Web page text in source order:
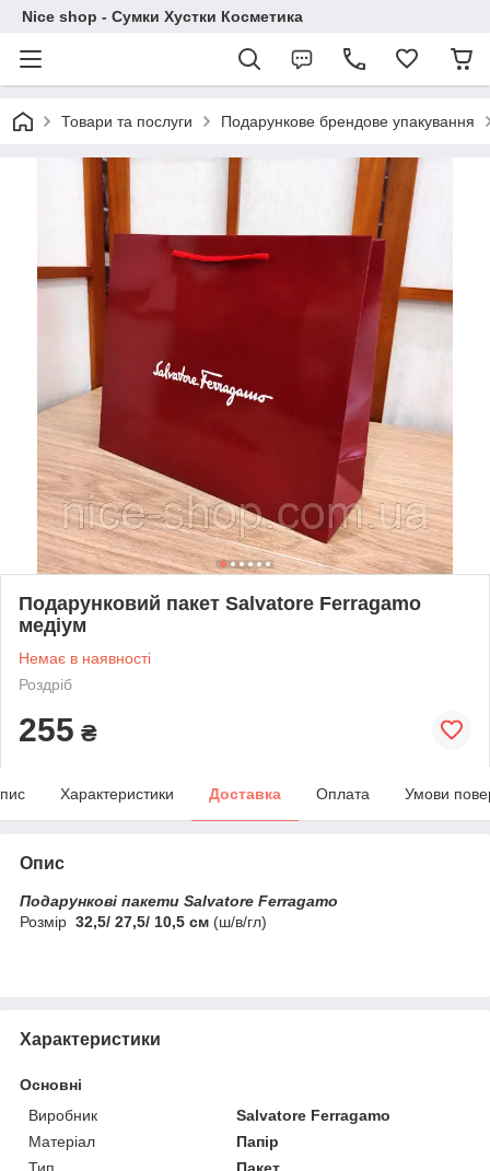
Nice shop - Сумки Хустки Косметика
Товари та послуги Подарункове брендове упакування
Подарунковий пакет Salvatore Ferragamo
медіум
Немає в наявності
Роздріб
255 ₴
Характеристики Доставка Оплата Умови
Опис
Подарункові пакети Salvatore Ferragamo
Розмір 32,5/ 27,5/ 10,5 см (ш/в/гл)
Характеристики
Основні
Виробник
Salvatore Ferragamo
Матеріал
Папір
Тип
Пакет